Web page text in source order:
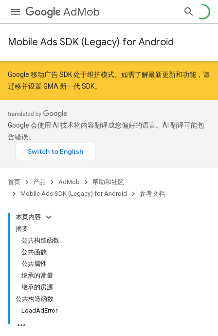
AdMob
Mobile Ads SDK (Legacy) for Android
Google 移动广告 SDK 处于维护模式。如需了解最新更新和功能，请
迁移并设置 GMA 新一代 SDK。
Google 会使用 AI 技术将内容翻译成您偏好的语言。AI 翻译可能包
含错误。
首页 产品 AdMob
帮助和社区
Mobile Ads SDK (Legacy) for Android
参考文档
本页内容
摘要
公共构造函数
公共函数
公共属性
继承的常量
继承的房源
公共构造函数
LoadAdError